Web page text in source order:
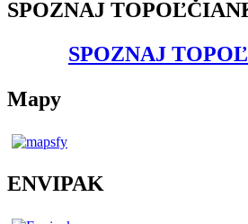
SPOZNAJ
SPOZNAJ
Mapy
ENVIPAK